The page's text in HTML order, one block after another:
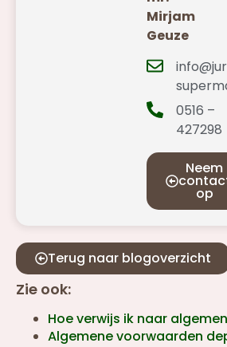
Mirjam
Geuze
0516 –
427298
Neem
op
Terug naar blogoverzicht
Zie ook:
Hoe verwijs ik naar
Algemene voorwaarden